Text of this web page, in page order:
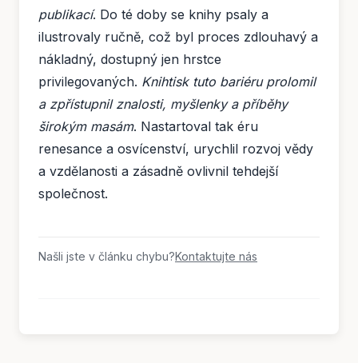
publikací. Do té doby se knihy psaly a
ilustrovaly ručně, což byl proces zdlouhavý a
nákladný, dostupný jen hrstce
privilegovaných. Knihtisk tuto bariéru prolomil
a zpřístupnil znalosti, myšlenky a příběhy
širokým masám. Nastartoval tak éru
renesance a osvícenství, urychlil rozvoj vědy
a vzdělanosti a zásadně ovlivnil tehdejší
společnost.
Našli jste v článku chybu?Kontaktujte nás